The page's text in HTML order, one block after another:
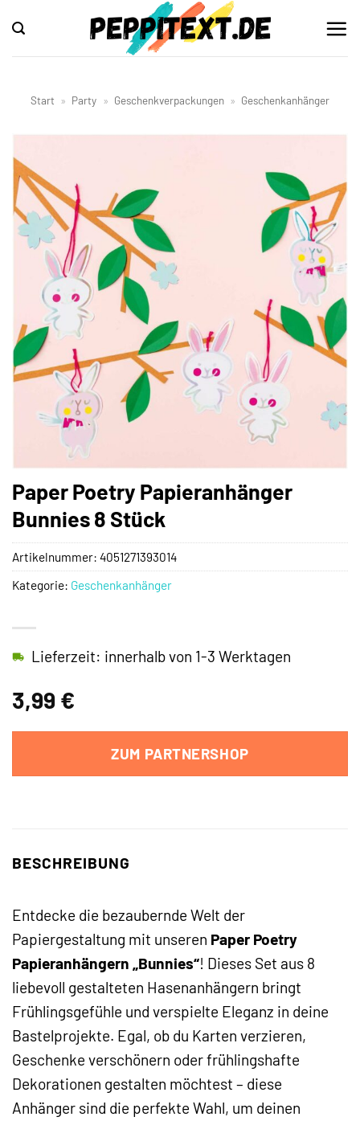
Inhalt
springen
Start » Party » Geschenkverpackungen » Geschenkanhänger
Paper Poetry Papieranhänger
Bunnies 8 Stück
3,99 €
Lieferzeit: innerhalb von 1-3 Werktagen
ZUM PARTNERSHOP
Artikelnummer: 4051271393014
Kategorie: Geschenkanhänger
BESCHREIBUNG
Entdecke die bezaubernde Welt der
Papiergestaltung mit unseren Paper Poetry
Papieranhängern „Bunnies“! Dieses Set aus 8
liebevoll gestalteten Hasenanhängern bringt
Frühlingsgefühle und verspielte Eleganz in deine
Bastelprojekte. Egal, ob du Karten verzieren,
Geschenke verschönern oder frühlingshafte
Dekorationen gestalten möchtest – diese
Anhänger sind die perfekte Wahl, um deinen